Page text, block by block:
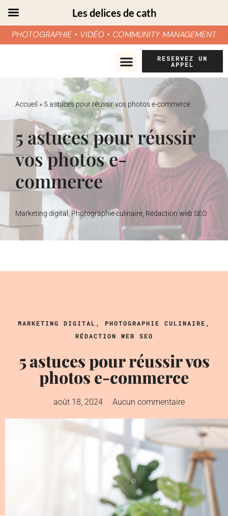
PHOTOGRAPHIE • VIDÉO • COMMUNITY MANAGEMENT
RESERVEZ UN
APPEL
Accueil » 5 astuces pour réussir vos photos e-commerce
5 astuces pour réussir
vos photos e-
commerce
Marketing digital, Photographie culinaire, Rédaction web SEO
MARKETING DIGITAL , PHOTOGRAPHIE CULINAIRE ,
RÉDACTION WEB SEO
5 astuces pour réussir vos
photos e-commerce
août 18, 2024 Aucun commentaire
Les delices de cath